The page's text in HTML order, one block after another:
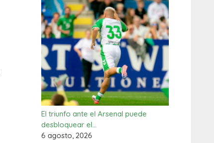
El triunfo ante el Arsenal puede
desbloquear el…
6 agosto, 2026